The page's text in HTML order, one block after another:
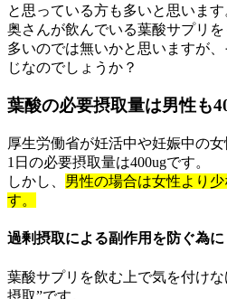
と思っている方も多いと思います
奥さんが飲んでいる葉酸サプリ
多いのでは無いかと思いますが
じなのでしょうか？
葉酸の必要摂取量は男性も
厚生労働省が妊活中や妊娠中の
1日の必要摂取量は400ugです。
しかし、 男性の場合は女性より少
す。
過剰摂取による副作用を防ぐ為に
葉酸サプリを飲む上で気を付け
摂取”です。